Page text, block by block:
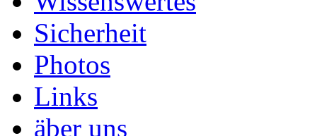
Sicherheit
Photos
Links
äber uns